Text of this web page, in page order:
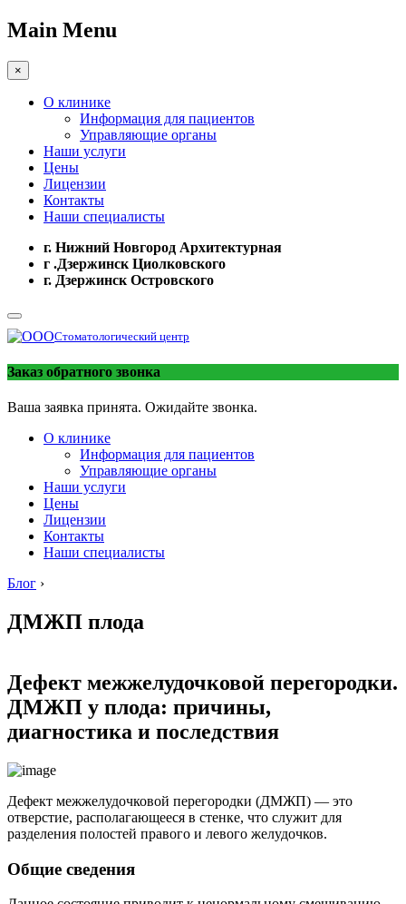
Main Menu
×
О клинике
Информация для пациентов
Управляющие органы
Наши услуги
Цены
Лицензии
Контакты
Наши специалисты
г. Нижний Новгород Архитектурная
г .Дзержинск Циолковского
г. Дзержинск Островского
Стоматологический центр
Заказ обратного звонка
Ваша заявка принята. Ожидайте звонка.
О клинике
Информация для пациентов
Управляющие органы
Наши услуги
Цены
Лицензии
Контакты
Наши специалисты
Блог ›
ДМЖП плода
Дефект межжелудочковой перегородки.
ДМЖП у плода: причины,
диагностика и последствия
Дефект межжелудочковой перегородки (ДМЖП) — это
отверстие, располагающееся в стенке, что служит для
разделения полостей правого и левого желудочков.
Общие сведения